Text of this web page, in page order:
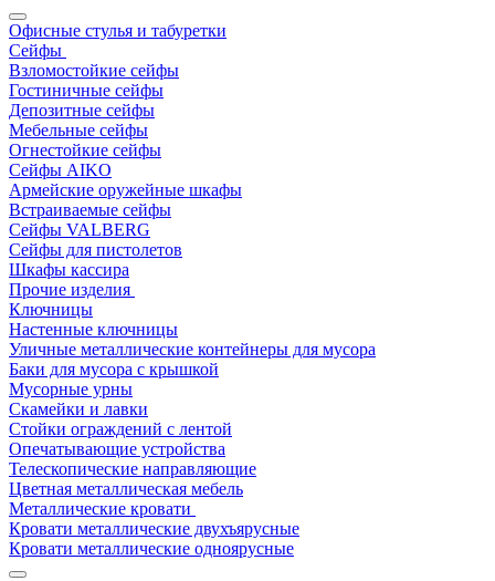
Офисные стулья и табуретки
Сейфы
Взломостойкие сейфы
Гостиничные сейфы
Депозитные сейфы
Мебельные сейфы
Огнестойкие сейфы
Сейфы AIKO
Армейские оружейные шкафы
Встраиваемые сейфы
Сейфы VALBERG
Сейфы для пистолетов
Шкафы кассира
Прочие изделия
Ключницы
Настенные ключницы
Уличные металлические контейнеры для мусора
Баки для мусора с крышкой
Мусорные урны
Скамейки и лавки
Стойки ограждений с лентой
Опечатывающие устройства
Телескопические направляющие
Цветная металлическая мебель
Металлические кровати
Кровати металлические двухъярусные
Кровати металлические одноярусные